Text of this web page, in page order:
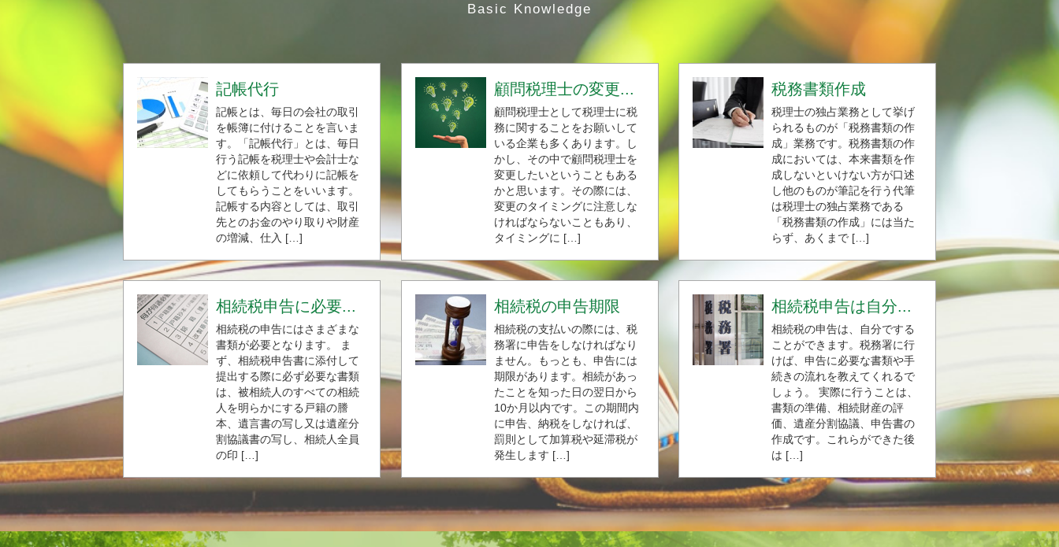
Basic Knowledge
記帳代行
記帳とは、毎日の会社の取引
を帳簿に付けることを言いま
す。「記帳代行」とは、毎日
行う記帳を税理士や会計士な
どに依頼して代わりに記帳を
してもらうことをいいます。
記帳する内容としては、取引
先とのお金のやり取りや財産
の増減、仕入 […]
顧問税理士の変更...
顧問税理士として税理士に税
務に関することをお願いして
いる企業も多くあります。し
かし、その中で顧問税理士を
変更したいということもある
かと思います。その際には、
変更のタイミングに注意しな
ければならないこともあり、
タイミングに […]
税務書類作成
税理士の独占業務として挙げ
られるものが「税務書類の作
成」業務です。税務書類の作
成においては、本来書類を作
成しないといけない方が口述
し他のものが筆記を行う代筆
は税理士の独占業務である
「税務書類の作成」には当た
らず、あくまで […]
相続税申告に必要...
相続税の申告にはさまざまな
書類が必要となります。 ま
ず、相続税申告書に添付して
提出する際に必ず必要な書類
は、被相続人のすべての相続
人を明らかにする戸籍の謄
本、遺言書の写し又は遺産分
割協議書の写し、相続人全員
の印 […]
相続税の申告期限
相続税の支払いの際には、税
務署に申告をしなければなり
ません。もっとも、申告には
期限があります。相続があっ
たことを知った日の翌日から
10か月以内です。この期間内
に申告、納税をしなければ、
罰則として加算税や延滞税が
発生します […]
相続税申告は自分...
相続税の申告は、自分でする
ことができます。税務署に行
けば、申告に必要な書類や手
続きの流れを教えてくれるで
しょう。 実際に行うことは、
書類の準備、相続財産の評
価、遺産分割協議、申告書の
作成です。これらができた後
は […]